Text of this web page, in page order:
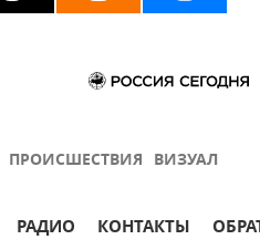
ПРОИСШЕСТВИЯ ВИЗУАЛ
РАДИО КОНТАКТЫ